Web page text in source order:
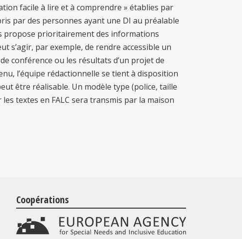
facile à lire et à comprendre » établies par
par des personnes ayant une DI au préalable
propose prioritairement des informations
s’agir, par exemple, de rendre accessible un
conférence ou les résultats d’un projet de
l’équipe rédactionnelle se tient à disposition
être réalisable. Un modèle type (police, taille
textes en FALC sera transmis par la maison
Coopérations